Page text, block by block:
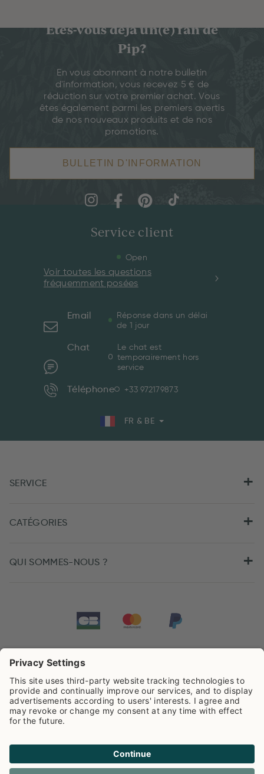
Êtes-vous déjà un(e) fan de
Pip?
En vous abonnant à notre bulletin
d'information, vous recevez 5 € de
réduction sur votre premier achat. Vous
êtes également parmi les premiers avertis
de nos nouveaux produits et de nos
promotions.
BULLETIN D'INFORMATION
Service client
Open
Voir toutes les questions
fréquemment posées
Email
Réponse dans un délai
de 1 jour
Chat
Le chat est
temporairement hors
service
Téléphone +33 972179873
FR & BE
SERVICE
CATÉGORIES
QUI SOMMES-NOUS ?
sur la base de505Avis
Cookies Politique de confidentialité Frais de livraison